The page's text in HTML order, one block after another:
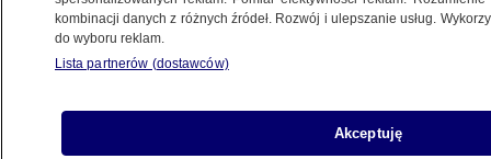
Udostępnij
kombinacji danych z różnych źródeł. Rozwój i ulepszanie usług.
do wyboru reklam.
Lista partnerów (dostawców)
Akceptuję